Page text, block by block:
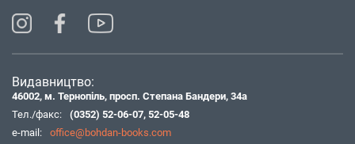
Видавництво:
46002, м. Тернопіль, просп. Степана Бандери, 34а
Тел./факс:
(0352) 52-06-07, 52-05-48
e-mail:
office@bohdan-books.com